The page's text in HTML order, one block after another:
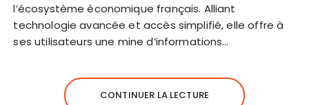
l’écosystème économique français. Alliant
technologie avancée et accès simplifié, elle offre à
ses utilisateurs une mine d’informations…
CONTINUER LA LECTURE